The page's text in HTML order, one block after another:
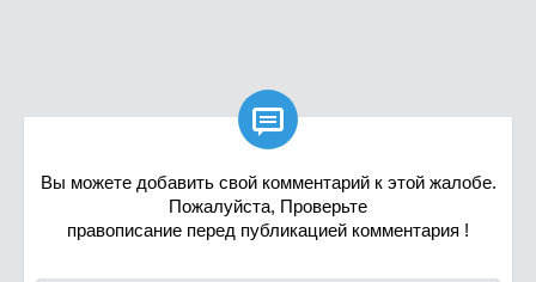

Вы можете добавить свой комментарий к этой жалобе.
Пожалуйста, Проверьте
правописание перед публикацией комментария !